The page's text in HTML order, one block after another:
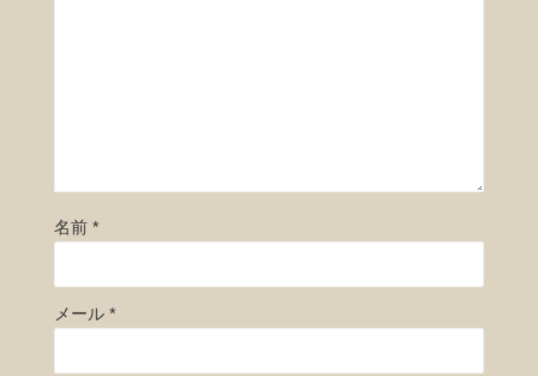
名前 *
メール *